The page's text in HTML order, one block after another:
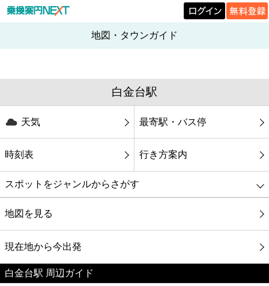
地図・タウンガイド
白金台駅
天気 最寄駅・バス停
時刻表 行き方案内
スポットをジャンルからさがす
グルメ
映画
美容
地図を見る
現在地から今出発
白金台駅 周辺ガイド